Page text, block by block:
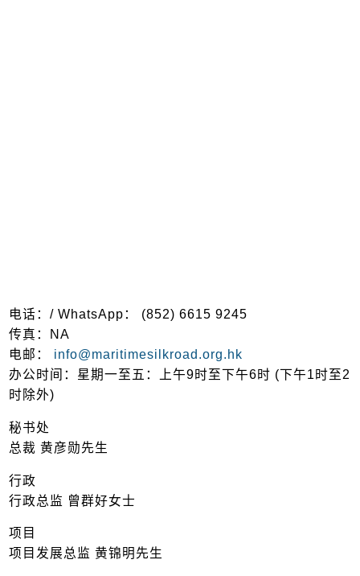
电话：/ WhatsApp： (852) 6615 9245
传真：NA
电邮： info@maritimesilkroad.org.hk
办公时间：星期一至五：上午9时至下午6时 (下午1时至2
时除外)
秘书处
总裁 黄彦勋先生
行政
行政总监 曾群好女士
项目
项目发展总监 黄锦明先生